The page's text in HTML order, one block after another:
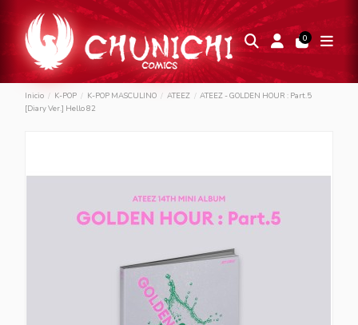
0
Inicio K-POP K-POP MASCULINO ATEEZ
ATEEZ - GOLDEN HOUR : Part.5
[Diary Ver.] Hello 82